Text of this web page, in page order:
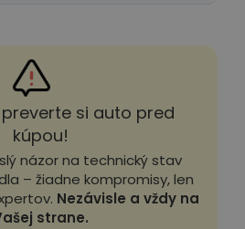
si auto pred
kúpou!
názor na technický stav
– žiadne kompromisy, len
Nezávisle a vždy na
strane.